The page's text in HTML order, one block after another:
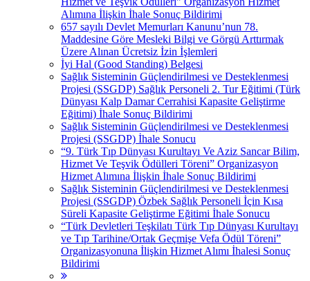
Alımına İlişkin İhale Sonuç Bildirimi
657 sayılı Devlet Memurları Kanunu’nun 78.
Maddesine Göre Mesleki Bilgi ve Görgü Arttırmak
Üzere Alınan Ücretsiz İzin İşlemleri
İyi Hal (Good Standing) Belgesi
Sağlık Sisteminin Güçlendirilmesi ve Desteklenmesi
Projesi (SSGDP) Sağlık Personeli 2. Tur Eğitimi (Türk
Dünyası Kalp Damar Cerrahisi Kapasite Geliştirme
Eğitimi) İhale Sonuç Bildirimi
Sağlık Sisteminin Güçlendirilmesi ve Desteklenmesi
Projesi (SSGDP) İhale Sonucu
“9. Türk Tıp Dünyası Kurultayı Ve Aziz Sancar Bilim,
Hizmet Ve Teşvik Ödülleri Töreni” Organizasyon
Hizmet Alımına İlişkin İhale Sonuç Bildirimi
Sağlık Sisteminin Güçlendirilmesi ve Desteklenmesi
Projesi (SSGDP) Özbek Sağlık Personeli İçin Kısa
Süreli Kapasite Geliştirme Eğitimi İhale Sonucu
“Türk Devletleri Teşkilatı Türk Tıp Dünyası Kurultayı
ve Tıp Tarihine/Ortak Geçmişe Vefa Ödül Töreni”
Organizasyonuna İlişkin Hizmet Alımı İhalesi Sonuç
Bildirimi